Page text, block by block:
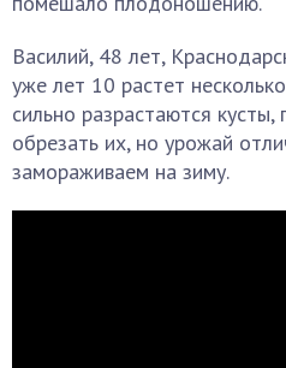
Василий, 48 лет,
уже лет 10 растет
сильно разрастаются
обрезать их, но урожай
замораживаем на зиму.